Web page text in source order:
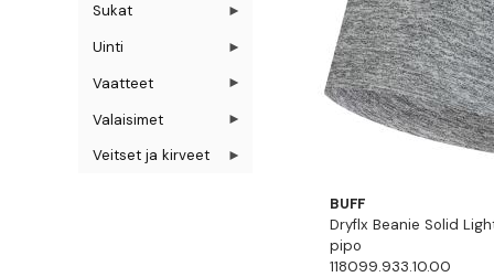
BUFF
Dryflx Beanie Solid
pipo
118099.933.10.00
Sukat
Uinti
Vaatteet
Valaisimet
Veitset ja kirveet